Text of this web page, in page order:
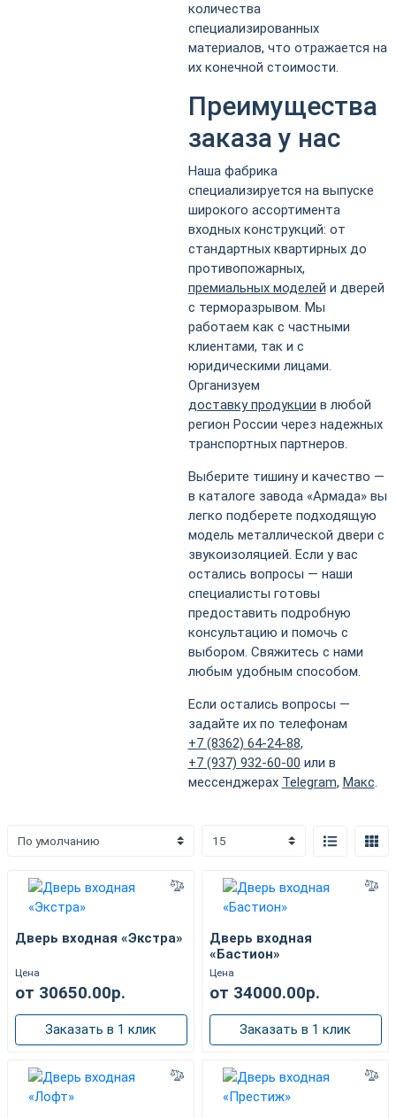
количества
специализированных
материалов, что отражается на
их конечной стоимости.
Преимущества
заказа у нас
Наша фабрика
специализируется на выпуске
широкого ассортимента
входных конструкций: от
стандартных квартирных до
противопожарных,
премиальных моделей и дверей
с терморазрывом. Мы
работаем как с частными
клиентами, так и с
юридическими лицами.
Организуем
доставку продукции в любой
регион России через надежных
транспортных партнеров.
Выберите тишину и качество —
в каталоге завода «Армада» вы
легко подберете подходящую
модель металлической двери с
звукоизоляцией. Если у вас
остались вопросы — наши
специалисты готовы
предоставить подробную
консультацию и помочь с
выбором. Свяжитесь с нами
любым удобным способом.
Если остались вопросы —
задайте их по телефонам
+7 (8362) 64-24-88,
+7 (937) 932-60-00 или в
мессенджерах Telegram, Макс.
Дверь входная «Экстра»
Цена
от 30650.00р.
Заказать в 1 клик
Дверь входная
«Бастион»
Цена
от 34000.00р.
Заказать в 1 клик